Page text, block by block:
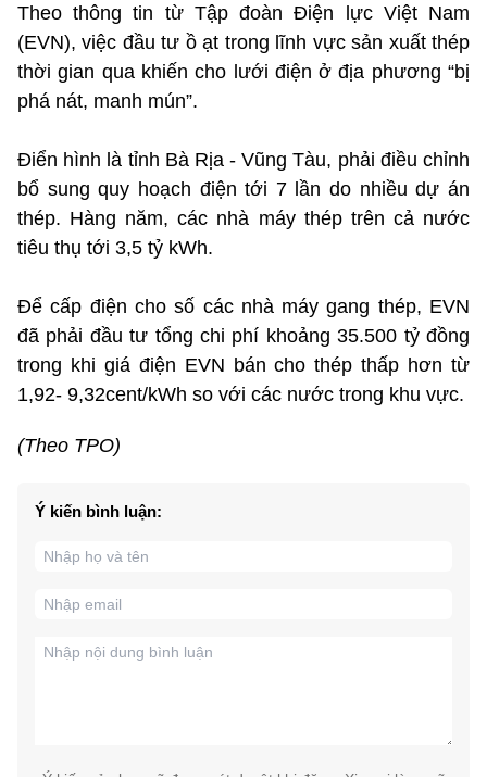
Theo thông tin từ Tập đoàn Điện lực Việt Nam
(EVN), việc đầu tư ồ ạt trong lĩnh vực sản xuất thép
thời gian qua khiến cho lưới điện ở địa phương “bị
phá nát, manh mún”.
Điển hình là tỉnh Bà Rịa - Vũng Tàu, phải điều chỉnh
bổ sung quy hoạch điện tới 7 lần do nhiều dự án
thép. Hàng năm, các nhà máy thép trên cả nước
tiêu thụ tới 3,5 tỷ kWh.
Để cấp điện cho số các nhà máy gang thép, EVN
đã phải đầu tư tổng chi phí khoảng 35.500 tỷ đồng
trong khi giá điện EVN bán cho thép thấp hơn từ
1,92- 9,32cent/kWh so với các nước trong khu vực.
(Theo TPO)
Ý kiến bình luận: